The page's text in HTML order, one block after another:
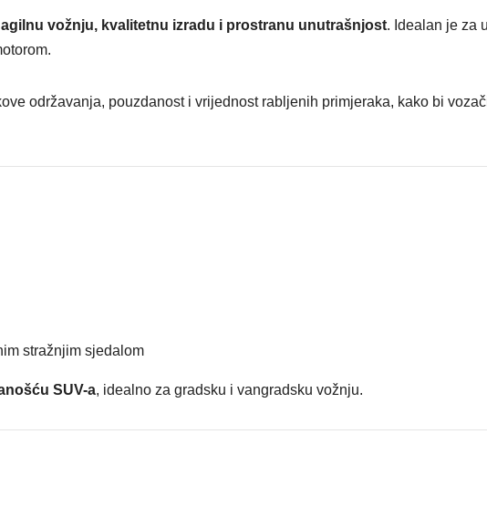
agilnu vožnju, kvalitetnu izradu i prostranu unutrašnjost. Idealan je za
održavanja, pouzdanost i vrijednost rabljenih primjeraka, kako bi
stražnjim sjedalom
SUV-a, idealno za gradsku i vangradsku vožnju.